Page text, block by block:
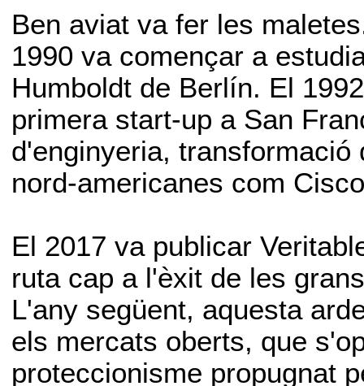
Ben aviat va fer les
1990 va començar a
Humboldt de Berlín. El
primera start-up a San
d'enginyeria,
nord-americanes com
El 2017 va publicar
ruta cap a l'èxit de les
L'any següent, aquesta
els mercats oberts, que
proteccionisme propugnat